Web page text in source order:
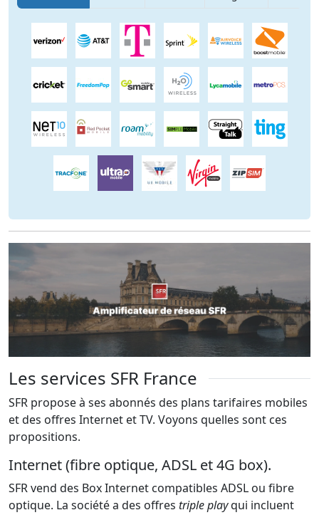
Les services SFR France
SFR propose à ses abonnés des plans tarifaires mobiles
et des offres Internet et TV. Voyons quelles sont ces
propositions.
Internet (fibre optique, ADSL et 4G box).
SFR vend des Box Internet compatibles ADSL ou fibre
optique. La société a des offres triple playqui incluent